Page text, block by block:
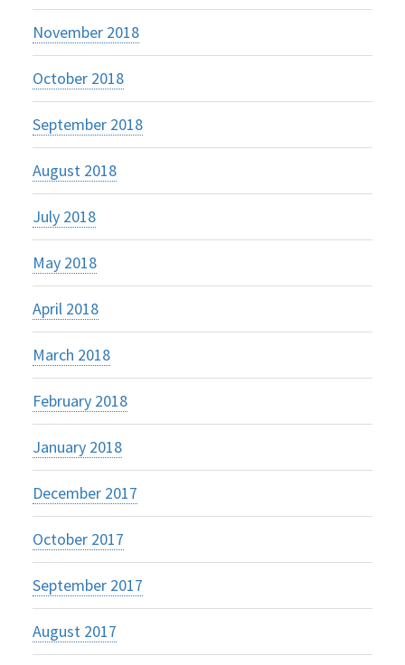
November 2018
October 2018
September 2018
August 2018
July 2018
May 2018
April 2018
March 2018
February 2018
January 2018
December 2017
October 2017
September 2017
August 2017